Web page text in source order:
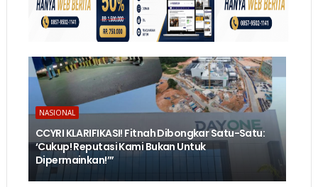
NASIONAL
CCYRI KLARIFIKASI! Fitnah Dibongkar Satu-Satu:
‘Cukup! Reputasi Kami Bukan Untuk
Dipermainkan!’”